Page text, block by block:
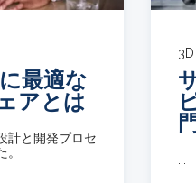
最適な
アとは
計と開発プロセ